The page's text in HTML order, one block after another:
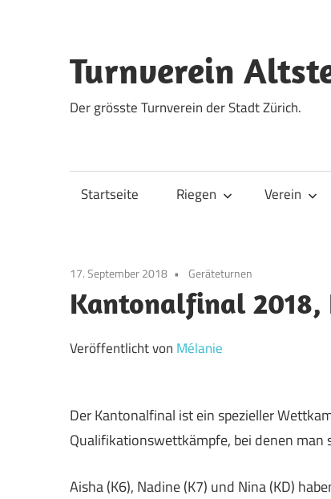
springen
Turnverein
Der grösste Turnverein der Stadt Zürich.
Startseite Riegen Verein
17. September 2018 Geräteturnen
Kantonalfinal 2018,
Veröffentlicht von Mélanie
Der Kantonalfinal ist ein spezieller
Qualifikationswettkämpfe, bei denen
Aisha (K6), Nadine (K7) und Nina (KD)